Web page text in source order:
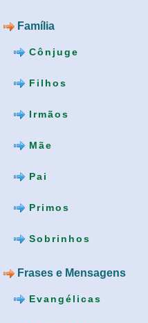
Família
Cônjuge
Filhos
Irmãos
Mãe
Pai
Primos
Sobrinhos
Frases e Mensagens
Evangélicas